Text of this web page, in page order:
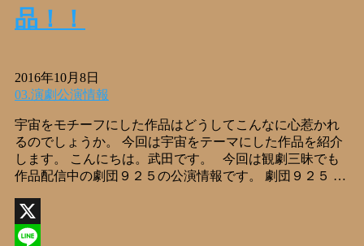
品！！
2016年10月8日
03.演劇公演情報
宇宙をモチーフにした作品はどうしてこんなに心惹かれ
るのでしょうか。 今回は宇宙をテーマにした作品を紹介
します。 こんにちは。武田です。 今回は観劇三昧でも
作品配信中の劇団９２５の公演情報です。 劇団９２５ …
X